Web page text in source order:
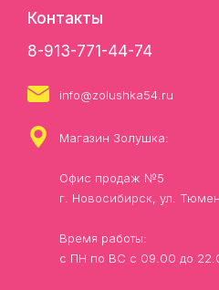
Контакты
8-913-771-44-74
info@zolushka54.ru
Магазин Золушка:
Офис продаж №5
г. Новосибирск, ул.
Время работы:
с ПН по ВС с 09.00 до